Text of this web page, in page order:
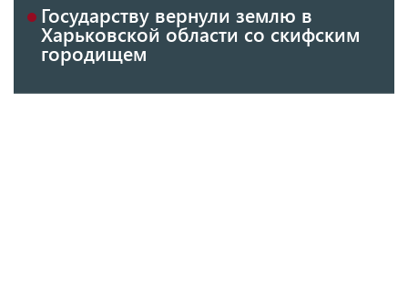
Государству вернули землю в
Харьковской области со скифским
городищем